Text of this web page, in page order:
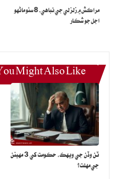
پهرين جولاءِ کان لاڳو هوندا،
نوٽيفڪيشن جاري ڪندي.
مراڪش ۾ زلزلي جي تباهي، 8 سئو ماڻهو
اجل جو شڪار
Might Also Like
ٽن وڏن جي ويهڪ، حڪومت کي 3 مهينن
جي مهلت؟